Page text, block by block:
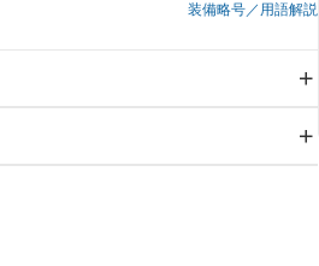
装備略号／用語解説